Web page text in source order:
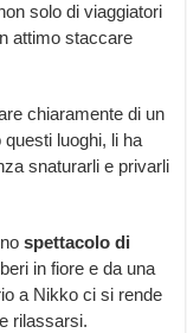
solo di viaggiatori
attimo staccare
chiaramente di un
luoghi, li ha
snaturarli e privarli
spettacolo di
in fiore e da una
a Nikko ci si rende
rilassarsi.